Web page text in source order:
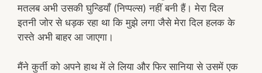
मतलब अभी उसकी घुन्डियाँ (निप्पल्स) नहीं बनी हैं। मेरा दिल
इतनी जोर से धड़क रहा था कि मुझे लगा जैसे मेरा दिल हलक के
रास्ते अभी बाहर आ जाएगा।
मैंने कुर्ती को अपने हाथ में ले लिया और फिर सानिया से उसमें एक